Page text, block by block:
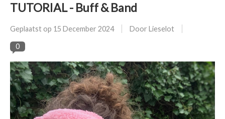
TUTORIAL - Buff & Band
Geplaatst op 15 December 2024 Door Lieselot
0